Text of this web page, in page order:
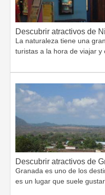
Descubrir atractivos de
La naturaleza tiene una
turistas a la hora de viajar y
Descubrir atractivos de
Granada es uno de los
es un lugar que suele